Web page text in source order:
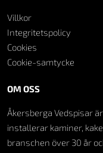
OM OSS
Åkersberga Vedspisar
installerar kaminer,
branschen över 30 år
Villkor
Integritetspolicy
Cookies
Cookie-samtycke